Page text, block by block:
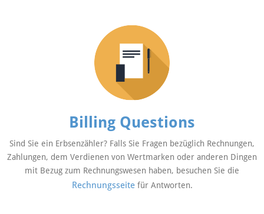
Billing Questions
Sind Sie ein Erbsenzähler? Falls Sie Fragen bezüglich Rechnungen,
Zahlungen, dem Verdienen von Wertmarken oder anderen Dingen
mit Bezug zum Rechnungswesen haben, besuchen Sie die
Rechnungsseitefür Antworten.